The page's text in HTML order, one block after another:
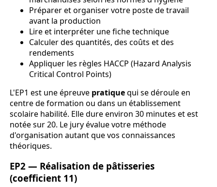
Préparer et organiser votre poste de travail
avant la production
Lire et interpréter une fiche technique
Calculer des quantités, des coûts et des
rendements
Appliquer les règles HACCP (Hazard Analysis
Critical Control Points)
L'EP1 est une épreuve pratiquequi se déroule en
centre de formation ou dans un établissement
scolaire habilité. Elle dure environ 30 minutes et est
notée sur 20. Le jury évalue votre méthode
d'organisation autant que vos connaissances
théoriques.
EP2 — Réalisation de pâtisseries
(coefficient 11)